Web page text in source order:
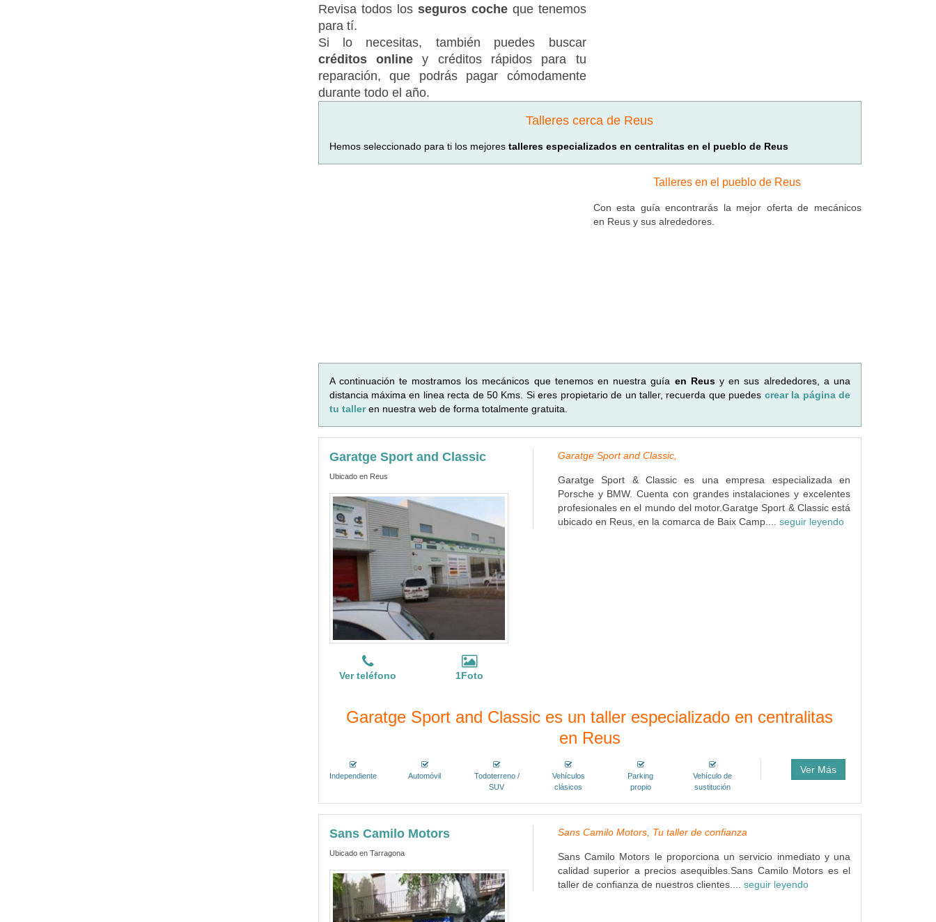
Revisa todos los seguros cocheque tenemos
para tí.
Si lo necesitas, también puedes buscar
créditos onliney créditos rápidos para tu
reparación, que podrás pagar cómodamente
durante todo el año.
Talleres cerca de Reus
Hemos seleccionado para ti los mejores talleres especializados en centralitas en el pueblo de Reus
Talleres en el pueblo de Reus
Con esta guía encontrarás la mejor oferta de mecánicos
en Reus y sus alrededores.
A continuación te mostramos los mecánicos que tenemos en nuestra guía en Reusy en sus alrededores, a una
distancia máxima en linea recta de 50 Kms. Si eres propietario de un taller, recuerda que puedes crear la página de
tu talleren nuestra web de forma totalmente gratuita.
Garatge Sport and Classic
Ubicado en Reus
Ver teléfono 1Foto
Garatge Sport and Classic,
Garatge Sport & Classic es una empresa especializada en
Porsche y BMW. Cuenta con grandes instalaciones y excelentes
profesionales en el mundo del motor.Garatge Sport & Classic está
ubicado en Reus, en la comarca de Baix Camp.... seguir leyendo
Garatge Sport and Classic es un taller especializado en centralitas
en Reus
Independiente Automóvil
Todoterreno /
SUV
Vehículos
clásicos
Parking
propio
Vehículo de
sustitución
Ver Más
Sans Camilo Motors
Ubicado en Tarragona
Sans Camilo Motors, Tu taller de confianza
Sans Camilo Motors le proporciona un servicio inmediato y una
calidad superior a precios asequibles.Sans Camilo Motors es el
taller de confianza de nuestros clientes.... seguir leyendo